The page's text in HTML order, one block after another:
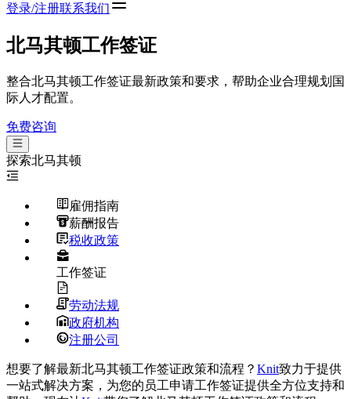
登录/注册联系我们
北马其顿工作签证
整合北马其顿工作签证最新政策和要求，帮助企业合理规划国
际人才配置。
免费咨询
探索北马其顿
雇佣指南
薪酬报告
税收政策
工作签证
劳动法规
政府机构
注册公司
想要了解最新北马其顿工作签证政策和流程？ Knit致力于提供
一站式解决方案，为您的员工申请工作签证提供全方位支持和